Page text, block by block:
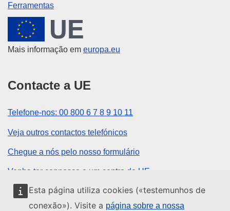
Esta página utiliza cookies («testemunhos de
conexão»). Visite a página sobre a nossa
Ferramentas
União Europeia
Mais informação em europa.eu
Contacte a UE
Telefone-nos: 00 800 6 7 8 9 10 11
Veja outros contactos telefónicos
Chegue a nós pelo nosso formulário
Venha ter connosco a um centro da UE
Redes sociais